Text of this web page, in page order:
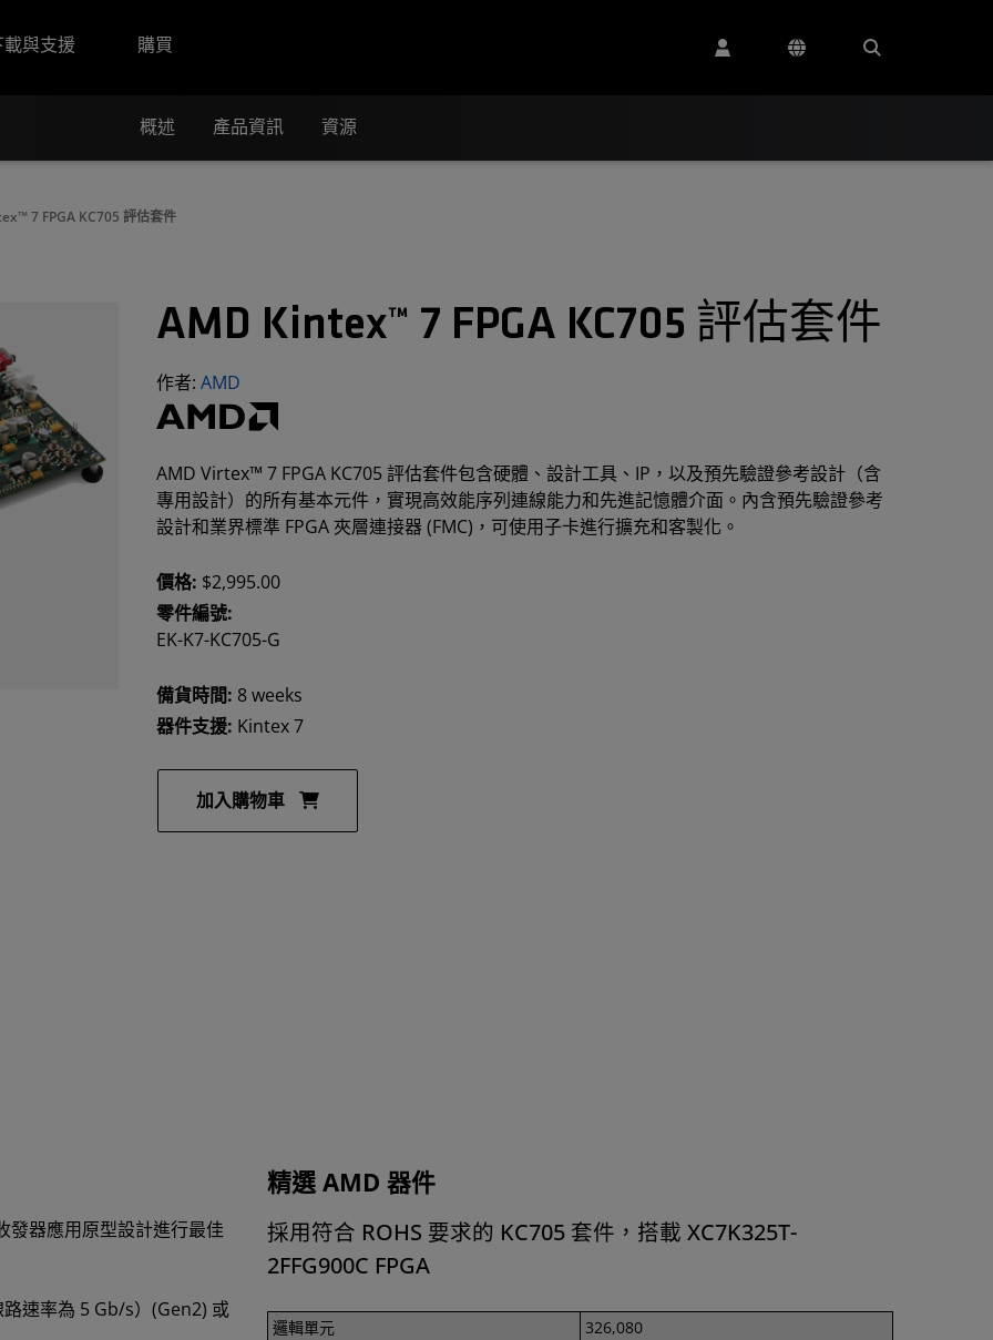
載與支援 購買
概述 產品資訊 資源
7 FPGA KC705 評估套件
AMD Kintex™ 7 FPGA KC705 評估套件
作者:AMD
AMD Virtex™ 7 FPGA KC705 評估套件包含硬體、設計工具、IP，以及預先驗證參考設計（含
專用設計）的所有基本元件，實現高效能序列連線能力和先進記憶體介面。內含預先驗證參考
設計和業界標準 FPGA 夾層連接器 (FMC)，可使用子卡進行擴充和客製化。
價格: $2,995.00
零件編號:
EK-K7-KC705-G
備貨時間: 8 weeks
器件支援: Kintex 7
加入購物車
發器應用原型設計進行最佳
速率為 5 Gb/s）(Gen2) 或
精選 AMD 器件
採用符合 ROHS 要求的 KC705 套件，搭載 XC7K325T-
2FFG900C FPGA
邏輯單元 326,080